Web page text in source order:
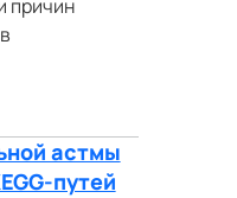
причин
астмы
путей